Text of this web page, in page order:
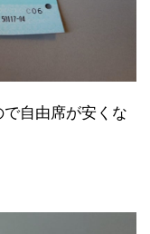
自由席が安くな